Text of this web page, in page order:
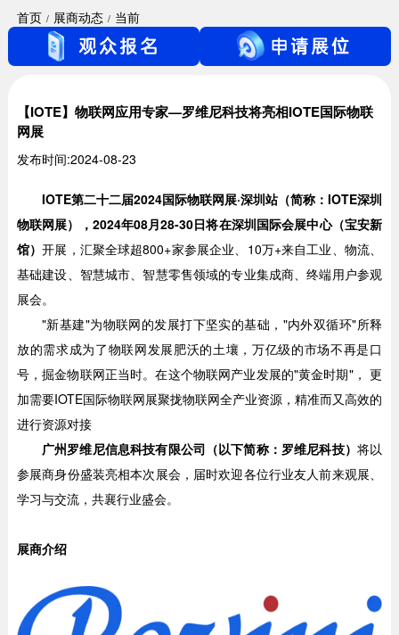
首页 展商动态 当前
【IOTE】物联网应用专家—罗维尼科技将亮相IOTE国际物联
网展
发布时间:2024-08-23
IOTE第二十二届2024国际物联网展·深圳站（简称：IOTE深圳
物联网展），2024年08月28-30日将在深圳国际会展中心（宝安新
馆）开展，汇聚全球超800+家参展企业、10万+来自工业、物流、
基础建设、智慧城市、智慧零售领域的专业集成商、终端用户参观
展会。
"新基建"为物联网的发展打下坚实的基础，"内外双循环"所释
放的需求成为了物联网发展肥沃的土壤，万亿级的市场不再是口
号，掘金物联网正当时。在这个物联网产业发展的"黄金时期"， 更
加需要IOTE国际物联网展聚拢物联网全产业资源，精准而又高效的
进行资源对接
广州罗维尼信息科技有限公司（以下简称：罗维尼科技） 将以
参展商身份盛装亮相本次展会，届时欢迎各位行业友人前来观展、
学习与交流，共襄行业盛会。
展商介绍